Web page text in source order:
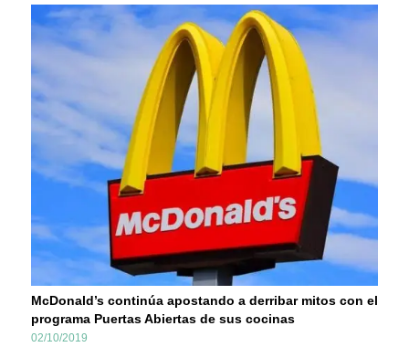
McDonald’s continúa apostando a derribar mitos con el
programa Puertas Abiertas de sus cocinas
02/10/2019